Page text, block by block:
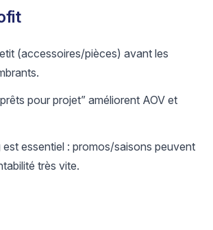
(accessoires/pièces) avant les
pour projet” améliorent AOV et
est essentiel : promos/saisons peuvent
très vite.